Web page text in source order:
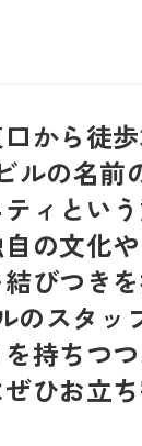
から徒
ルの名
ィとい
の文化
びつき
のスタ
持ちつ
ぜひお